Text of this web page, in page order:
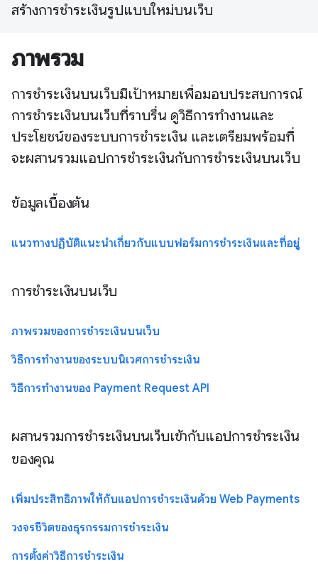
สร้างการชำระเงินรูปแบบใหม่บนเว็บ
ภาพรวม
การชำระเงินบนเว็บมีเป้าหมายเพื่อมอบประสบการณ์
การชำระเงินบนเว็บที่ราบรื่น ดูวิธีการทำงานและ
ประโยชน์ของระบบการชำระเงิน และเตรียมพร้อมที่
จะผสานรวมแอปการชำระเงินกับการชำระเงินบนเว็บ
ข้อมูลเบื้องต้น
แนวทางปฏิบัติแนะนำเกี่ยวกับแบบฟอร์มการชำระเงินและที่อยู่
การชำระเงินบนเว็บ
ภาพรวมของการชำระเงินบนเว็บ
วิธีการทำงานของระบบนิเวศการชำระเงิน
วิธีการทำงานของ Payment Request API
ผสานรวมการชำระเงินบนเว็บเข้ากับแอปการชำระเงิน
ของคุณ
เพิ่มประสิทธิภาพให้กับแอปการชำระเงินด้วย Web Payments
วงจรชีวิตของธุรกรรมการชำระเงิน
การตั้งค่าวิธีการชำระเงิน